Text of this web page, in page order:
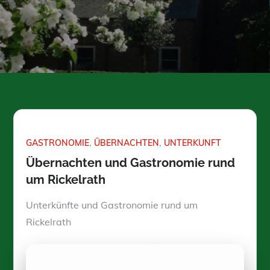
GASTRONOMIE ÜBERNACHTEN UNTERKUNFT
Übernachten und Gastronomie rund
um Rickelrath
Unterkünfte und Gastronomie rund um
Rickelrath